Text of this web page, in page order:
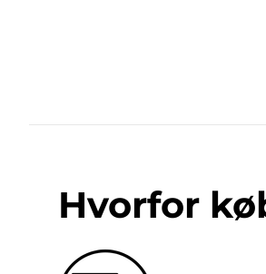
Hvorfor